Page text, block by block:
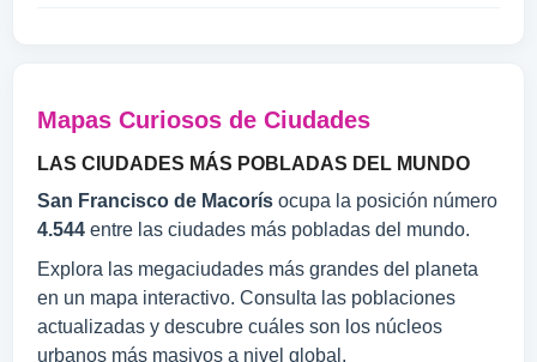
Mapas Curiosos de Ciudades
LAS CIUDADES MÁS POBLADAS DEL MUNDO
San Francisco de Macorís ocupa la posición número
4.544 entre las ciudades más pobladas del mundo.
Explora las megaciudades más grandes del planeta
en un mapa interactivo. Consulta las poblaciones
actualizadas y descubre cuáles son los núcleos
urbanos más masivos a nivel global.